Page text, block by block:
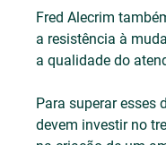
Fred Alecrim
a resistência à
a qualidade do
Para superar esses
devem investir no